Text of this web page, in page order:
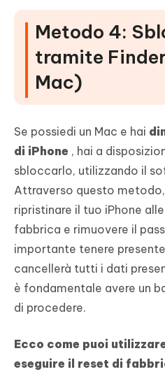
Metodo 4:
tramite
Mac)
Se possiedi un Mac e hai
di iPhone , hai a
sbloccarlo, utilizzando il
Attraverso questo metodo,
ripristinare il tuo iPhone
fabbrica e rimuovere il
importante tenere
cancellerà tutti i dati
è fondamentale avere un
di procedere.
Ecco come puoi
eseguire il reset di